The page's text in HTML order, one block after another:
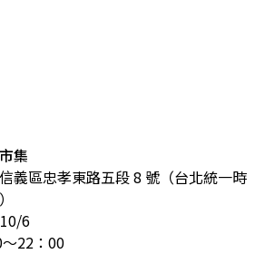
集
義區忠孝東路五段 8 號（台北統一時
6
22：00